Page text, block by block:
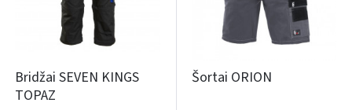
Bridžai SEVEN KINGS
TOPAZ
Šortai ORION